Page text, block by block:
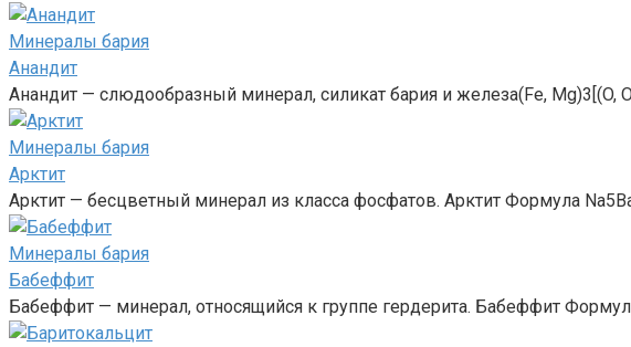
Минералы бария‎
Анандит
Анандит — слюдообразный минерал, силикат бария и железа(Fe, Mg)3[(O,
Минералы бария‎
Арктит
Арктит — бесцветный минерал из класса фосфатов. Арктит Формула
Минералы бария‎
Бабеффит
Бабеффит — минерал, относящийся к группе гердерита. Бабеффит